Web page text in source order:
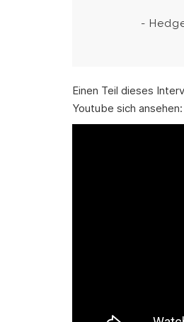
-
Einen Teil dieses
Youtube sich ansehen: